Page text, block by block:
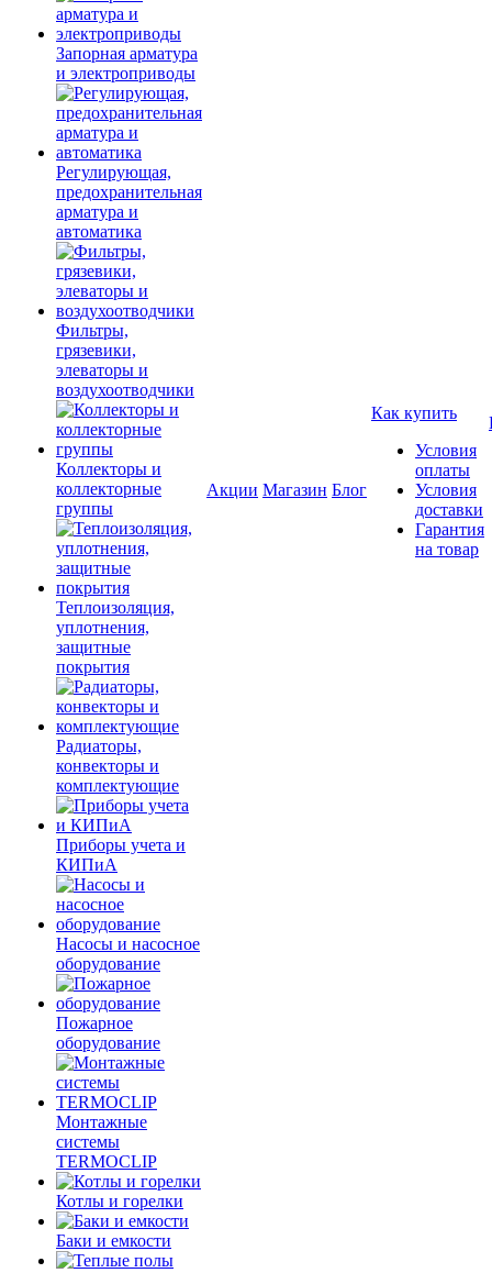
Запорная арматура
и электроприводы
Регулирующая,
предохранительная
арматура и
автоматика
Фильтры,
грязевики,
элеваторы и
воздухоотводчики
Коллекторы и
коллекторные
группы
Теплоизоляция,
уплотнения,
защитные
покрытия
Радиаторы,
конвекторы и
комплектующие
Приборы учета и
КИПиА
Насосы и насосное
оборудование
Пожарное
оборудование
Монтажные
системы
TERMOCLIP
Котлы и горелки
Баки и емкости
Акции Магазин Блог
Как купить
Условия
оплаты
Условия
доставки
Гарантия
на товар